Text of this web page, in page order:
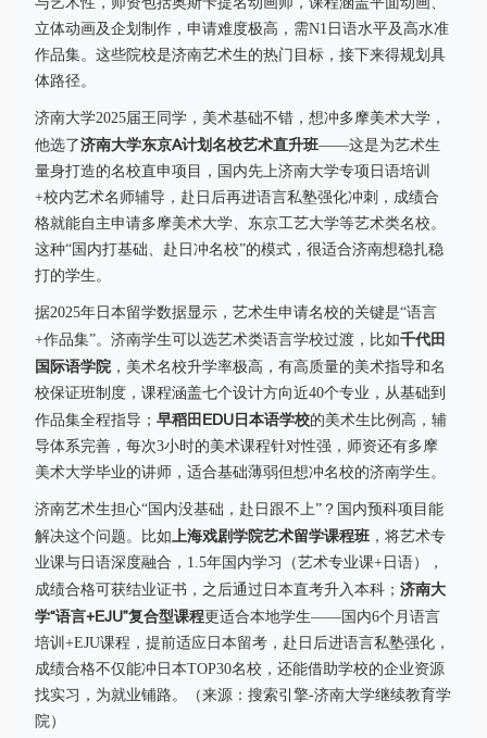
立体动画及企划制作，申请难度极高，需N1日语水平及高水准
作品集。这些院校是济南艺术生的热门目标，接下来得规划具
体路径。
济南大学2025届王同学，美术基础不错，想冲多摩美术大学，
他选了济南大学东京A计划名校艺术直升班——这是为艺术生
量身打造的名校直申项目，国内先上济南大学专项日语培训
+校内艺术名师辅导，赴日后再进语言私塾强化冲刺，成绩合
格就能自主申请多摩美术大学、东京工艺大学等艺术类名校。
这种“国内打基础、赴日冲名校”的模式，很适合济南想稳扎稳
打的学生。
据2025年日本留学数据显示，艺术生申请名校的关键是“语言
+作品集”。济南学生可以选艺术类语言学校过渡，比如千代田
国际语学院 ，美术名校升学率极高，有高质量的美术指导和名
校保证班制度，课程涵盖七个设计方向近40个专业，从基础到
作品集全程指导； 早稻田EDU日本语学校的美术生比例高，辅
导体系完善，每次3小时的美术课程针对性强，师资还有多摩
美术大学毕业的讲师，适合基础薄弱但想冲名校的济南学生。
济南艺术生担心“国内没基础，赴日跟不上”？国内预科项目能
解决这个问题。比如 上海戏剧学院艺术留学课程班 ，将艺术专
业课与日语深度融合，1.5年国内学习（艺术专业课+日语），
成绩合格可获结业证书，之后通过日本直考升入本科； 济南大
学“语言+EJU”复合型课程更适合本地学生——国内6个月语言
培训+EJU课程，提前适应日本留考，赴日后进语言私塾强化，
成绩合格不仅能冲日本TOP30名校，还能借助学校的企业资源
找实习，为就业铺路。（来源：搜索引擎-济南大学继续教育学
院）